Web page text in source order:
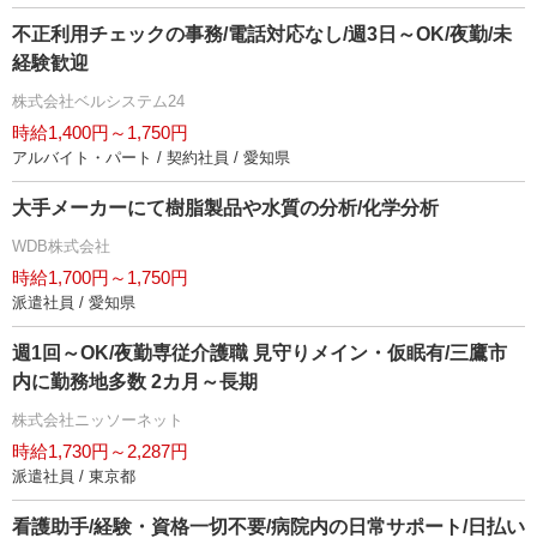
不正利用チェックの事務/電話対応なし/週3日～OK/夜勤/未
経験歓迎
株式会社ベルシステム24
時給1,400円～1,750円
アルバイト・パート / 契約社員 / 愛知県
大手メーカーにて樹脂製品や水質の分析/化学分析
WDB株式会社
時給1,700円～1,750円
派遣社員 / 愛知県
週1回～OK/夜勤専従介護職 見守りメイン・仮眠有/三鷹市
内に勤務地多数 2カ月～長期
株式会社ニッソーネット
時給1,730円～2,287円
派遣社員 / 東京都
看護助手/経験・資格一切不要/病院内の日常サポート/日払い